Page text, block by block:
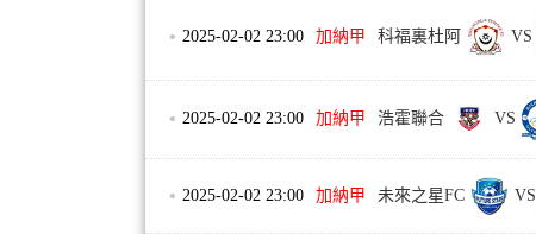
• 2025-02-02 23:00 加納甲 科福裏杜阿 VS
• 2025-02-02 23:00 加納甲 浩霍聯合 VS
• 2025-02-02 23:00 加納甲 未來之星FC VS